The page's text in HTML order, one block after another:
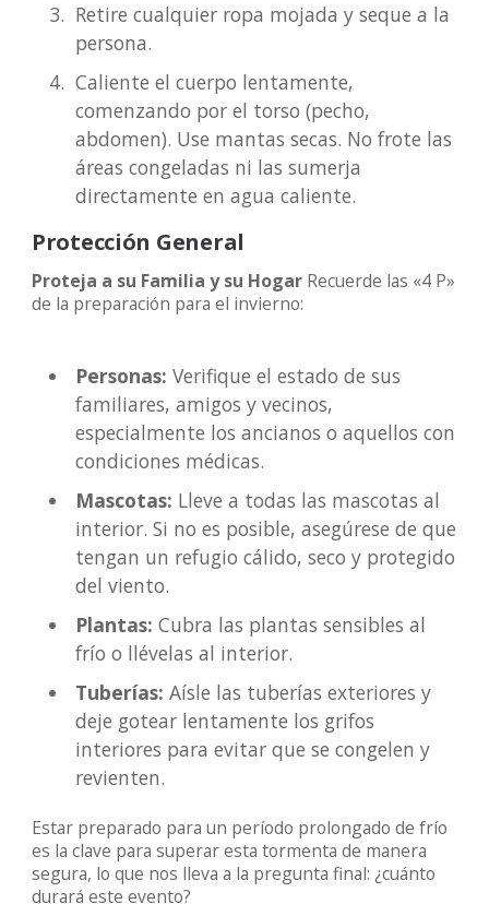
Retire cualquier ropa mojada y seque a la
persona.
Caliente el cuerpo lentamente,
comenzando por el torso (pecho,
abdomen). Use mantas secas. No frote las
áreas congeladas ni las sumerja
directamente en agua caliente.
Protección General
Proteja a su Familia y su Hogar Recuerde las «4 P»
de la preparación para el invierno:
Personas: Verifique el estado de sus
familiares, amigos y vecinos,
especialmente los ancianos o aquellos con
condiciones médicas.
Mascotas: Lleve a todas las mascotas al
interior. Si no es posible, asegúrese de que
tengan un refugio cálido, seco y protegido
del viento.
Plantas: Cubra las plantas sensibles al
frío o llévelas al interior.
Tuberías: Aísle las tuberías exteriores y
deje gotear lentamente los grifos
interiores para evitar que se congelen y
revienten.
Estar preparado para un período prolongado de frío
es la clave para superar esta tormenta de manera
segura, lo que nos lleva a la pregunta final: ¿cuánto
durará este evento?